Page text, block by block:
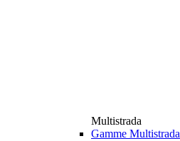
Multistrada
Gamme Multistrada